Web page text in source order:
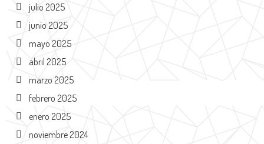
julio 2025
junio 2025
mayo 2025
abril 2025
marzo 2025
febrero 2025
enero 2025
noviembre 2024